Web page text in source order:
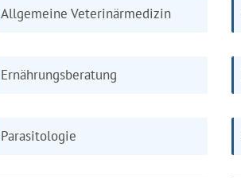
Allgemeine Veterinärmedizin
Ernährungsberatung
Parasitologie